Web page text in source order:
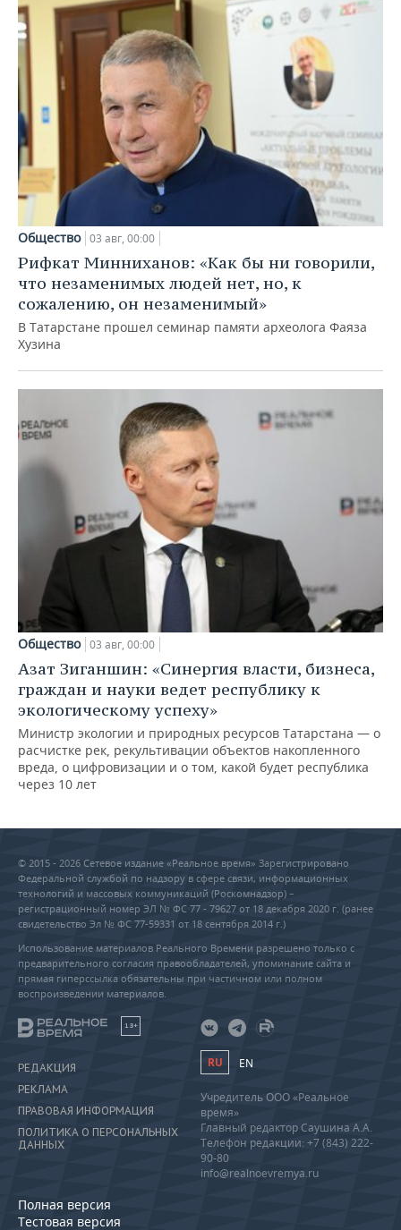
Общество 03 авг, 00:00
Рифкат Минниханов: «Как бы ни говорили,
что незаменимых людей нет, но, к
сожалению, он незаменимый»
В Татарстане прошел семинар памяти археолога Фаяза
Хузина
Общество 03 авг, 00:00
Азат Зиганшин: «Синергия власти, бизнеса,
граждан и науки ведет республику к
экологическому успеху»
Министр экологии и природных ресурсов Татарстана — о
расчистке рек, рекультивации объектов накопленного
вреда, о цифровизации и о том, какой будет республика
через 10 лет
© 2015 - 2026 Сетевое издание «Реальное время» Зарегистрировано
Федеральной службой по надзору в сфере связи, информационных
технологий и массовых коммуникаций (Роскомнадзор) –
регистрационный номер ЭЛ № ФС 77 - 79627 от 18 декабря 2020 г. (ранее
свидетельство Эл № ФС 77-59331 от 18 сентября 2014 г.)
Использование материалов Реального Времени разрешено только с
предварительного согласия правообладателей, упоминание сайта и
прямая гиперссылка обязательны при частичном или полном
воспроизведении материалов.
18+
РЕДАКЦИЯ
РЕКЛАМА
ПРАВОВАЯ ИНФОРМАЦИЯ
ПОЛИТИКА О ПЕРСОНАЛЬНЫХ
ДАННЫХ
Полная версия
Тестовая версия
RU EN
Учредитель ООО «Реальное
время»
Главный редактор Саушина А.А.
Телефон редакции: +7 (843) 222-
90-80
info@realnoevremya.ru